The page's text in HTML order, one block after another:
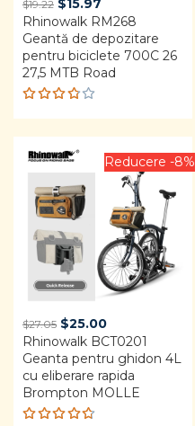
$19.22
price
was:
$19.22.
$15.97
price
is:
$15.97.
Rhinowalk RM268
Geantă de depozitare
pentru biciclete 700C 26
27,5 MTB Road
Rated
3.75
out of
5 Reducere -8%
$27.05 Original
price
was:
$27.05.
$25.00Current
price
is:
$25.00.
Rhinowalk BCT0201
Geanta pentru ghidon 4L
cu eliberare rapida
Brompton MOLLE